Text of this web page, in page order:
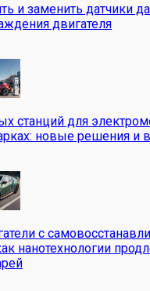
и заменить датчики
двигателя
станций для
новые решения и
с
нанотехнологии